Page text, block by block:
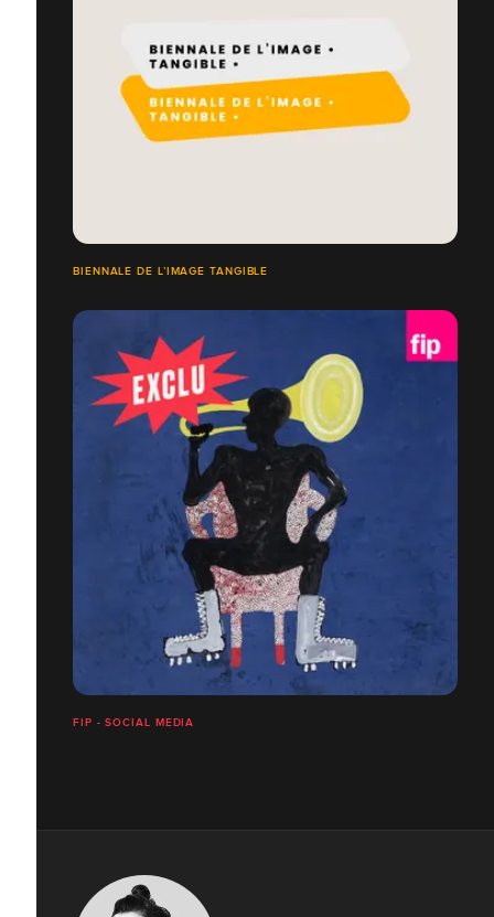
BIENNALE DE L’IMAGE TANGIBLE
FIP - SOCIAL MEDIA